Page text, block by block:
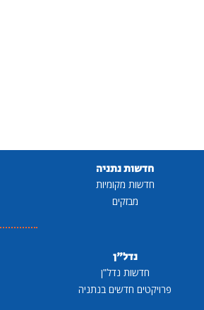
חדשות נתניה
חדשות מקומיות
מבזקים
נדל"ן
חדשות נדל"ן
פרויקטים חדשים בנתניה